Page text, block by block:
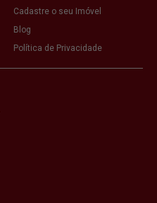
Cadastre o seu Imóvel
Blog
Política de Privacidade